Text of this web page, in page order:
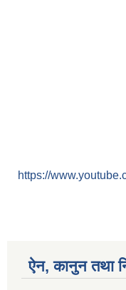
https://
ऐन, कानुन तथा